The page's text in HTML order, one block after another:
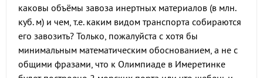
каковы объёмы завоза инертных материалов (в млн.
куб. м) и чем, т.е. каким видом транспорта собираются
его завозить? Только, пожалуйста с хотя бы
минимальным математическим обоснованием, а не с
общими фразами, что к Олимпиаде в Имеретинке